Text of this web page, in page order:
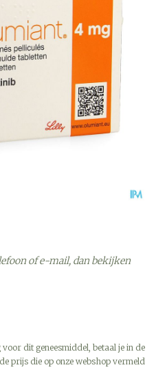
dit geneesmiddel, betaal je in de
prijs die op onze webshop vermeld
of e-mail, dan bekijken